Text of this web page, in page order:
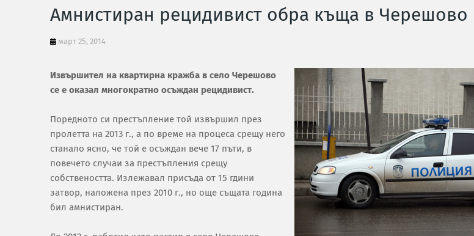
Амнистиран рецидивист обра къща в Черешово
март 25, 2014
Извършител на квартирна кражба в село Черешово
се е оказал многократно осъждан рецидивист.
Поредното си престъпление той извършил през
пролетта на 2013 г., а по време на процеса срещу него
станало ясно, че той е осъждан вече 17 пъти, в
повечето случаи за престъпления срещу
собствеността. Излежавал присъда от 15 гдини
затвор, наложена през 2010 г., но още същата година
бил амнистиран.